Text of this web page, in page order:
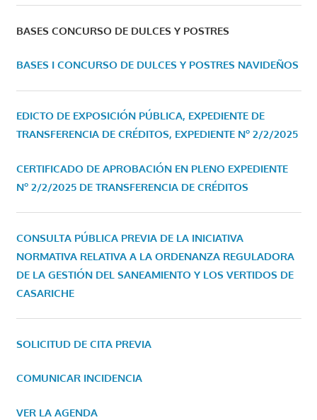
BASES CONCURSO DE DULCES Y POSTRES
BASES I CONCURSO DE DULCES Y POSTRES NAVIDEÑOS
EDICTO DE EXPOSICIÓN PÚBLICA, EXPEDIENTE DE
TRANSFERENCIA DE CRÉDITOS, EXPEDIENTE Nº 2/2/2025
CERTIFICADO DE APROBACIÓN EN PLENO EXPEDIENTE
Nº 2/2/2025 DE TRANSFERENCIA DE CRÉDITOS
CONSULTA PÚBLICA PREVIA DE LA INICIATIVA
NORMATIVA RELATIVA A LA ORDENANZA REGULADORA
DE LA GESTIÓN DEL SANEAMIENTO Y LOS VERTIDOS DE
CASARICHE
SOLICITUD DE CITA PREVIA
COMUNICAR INCIDENCIA
VER LA AGENDA